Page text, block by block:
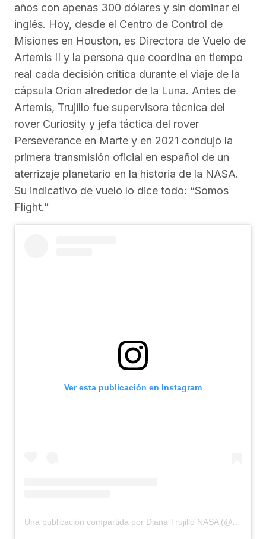
años con apenas 300 dólares y sin dominar el
inglés. Hoy, desde el Centro de Control de
Misiones en Houston, es Directora de Vuelo de
Artemis II y la persona que coordina en tiempo
real cada decisión crítica durante el viaje de la
cápsula Orion alrededor de la Luna. Antes de
Artemis, Trujillo fue supervisora técnica del
rover Curiosity y jefa táctica del rover
Perseverance en Marte y en 2021 condujo la
primera transmisión oficial en español de un
aterrizaje planetario en la historia de la NASA.
Su indicativo de vuelo lo dice todo: “Somos
Flight.”
Ver esta publicación en Instagram
Una publicación compartida por Diana Trujillo NASA (@somosflight)